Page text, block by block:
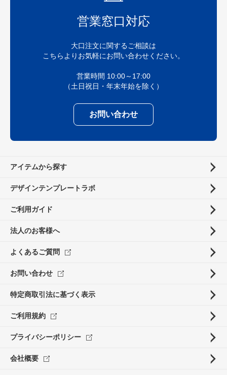
営業窓口対応
大口注文に関するご相談は
こちらよりお気軽にお問い合わせください。
営業時間 10:00～17:00
（土日祝日・年末年始を除く）
お問い合わせ
アイテムから探す
デザインテンプレートラボ
ご利用ガイド
法人のお客様へ
よくあるご質問
お問い合わせ
特定商取引法に基づく表示
ご利用規約
プライバシーポリシー
会社概要